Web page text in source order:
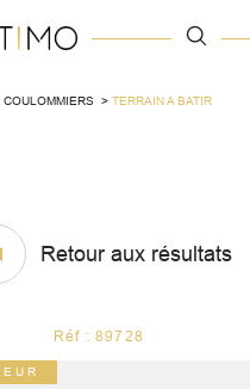
COULOMMIERS TERRAIN A BATIR
Retour aux résultats
Réf : 89728